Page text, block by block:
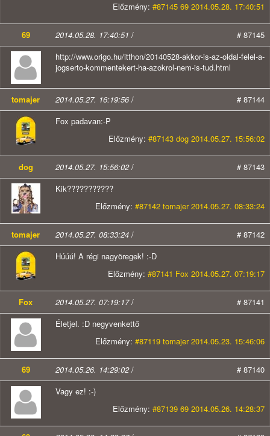
Előzmény: #87145 69 2014.05.28. 17:40:51
69 2014.05.28. 17:40:51 /
# 87145
http://www.origo.hu/itthon/20140528-akkor-is-az-oldal-felel-a-
jogserto-kommentekert-ha-azokrol-nem-is-tud.html
tomajer 2014.05.27. 16:19:56/
# 87144
Fox padavan:-P
Előzmény: #87143 dog 2014.05.27. 15:56:02
dog 2014.05.27. 15:56:02/
# 87143
Kik???????????
Előzmény: #87142 tomajer 2014.05.27. 08:33:24
tomajer 2014.05.27. 08:33:24 /
# 87142
Húúú! A régi nagyöregek! :-D
Előzmény: #87141 Fox 2014.05.27. 07:19:17
Fox 2014.05.27. 07:19:17/
# 87141
Életjel. :D negyvenkettő
Előzmény: #87119 tomajer 2014.05.23. 15:46:06
69 2014.05.26. 14:29:02/
# 87140
Vagy ez! :-)
Előzmény: #87139 69 2014.05.26. 14:28:37